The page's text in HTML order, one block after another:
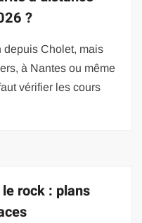
?
depuis Cholet, mais
à Nantes ou même
vérifier les cours
rock : plans